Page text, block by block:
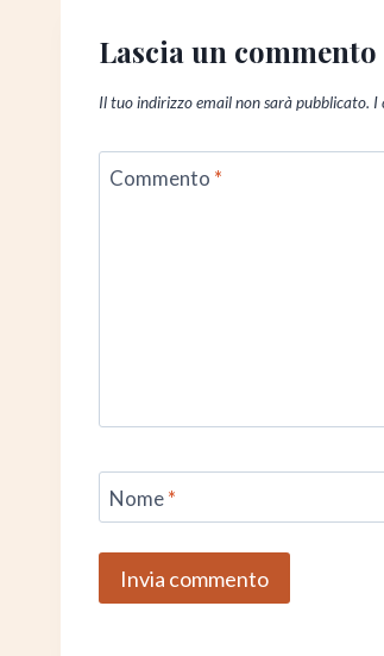
Lascia un commento
Il tuo indirizzo email non sarà pubblicato. I
Commento *
Nome*